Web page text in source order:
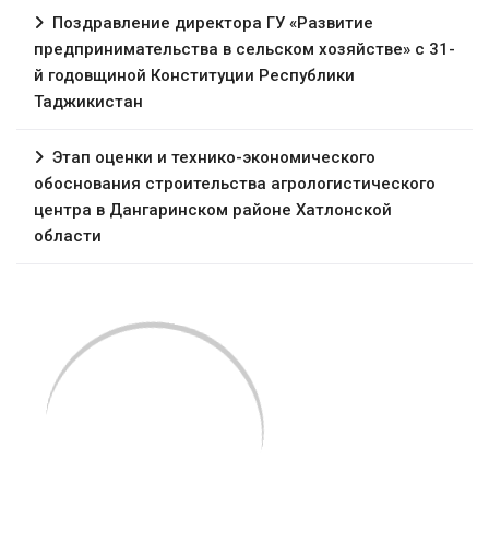
Поздравление директора ГУ «Развитие
предпринимательства в сельском хозяйстве» с 31-
й годовщиной Конституции Республики
Таджикистан
Этап оценки и технико-экономического
обоснования строительства агрологистического
центра в Дангаринском районе Хатлонской
области